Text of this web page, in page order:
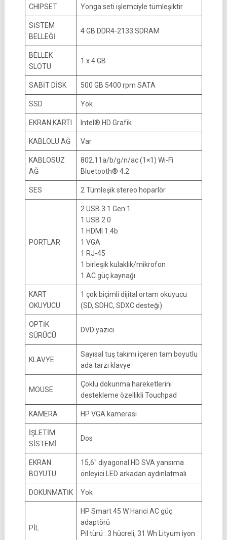
CHIPSET Yonga seti işlemciyle tümleşiktir
SİSTEM
BELLEĞİ
4 GB DDR4-2133 SDRAM
BELLEK
SLOTU
1 x 4 GB
SABİT DİSK 500 GB 5400 rpm SATA
SSD Yok
EKRAN KARTI Intel® HD Grafik
KABLOLU AĞ Var
KABLOSUZ
AĞ
802.11a/b/g/n/ac (1×1) Wi-Fi
Bluetooth® 4.2
SES 2 Tümleşik stereo hoparlör
PORTLAR
2 USB 3.1 Gen 1
1 USB 2.0
1 HDMI 1.4b
1 VGA
1 RJ-45
1 birleşik kulaklık/mikrofon
1 AC güç kaynağı
KART
OKUYUCU
1 çok biçimli dijital ortam okuyucu
(SD, SDHC, SDXC desteği)
OPTİK
SÜRÜCÜ
DVD yazıcı
KLAVYE
Sayısal tuş takımı içeren tam boyutlu
ada tarzı klavye
MOUSE
Çoklu dokunma hareketlerini
destekleme özellikli Touchpad
KAMERA HP VGA kamerası
İŞLETİM
SİSTEMİ
Dos
EKRAN
BOYUTU
15,6″ diyagonal HD SVA yansıma
önleyici LED arkadan aydınlatmalı
DOKUNMATİK Yok
PİL
HP Smart 45 W Harici AC güç
adaptörü
Pil türü : 3 hücreli, 31 Wh Lityum iyon